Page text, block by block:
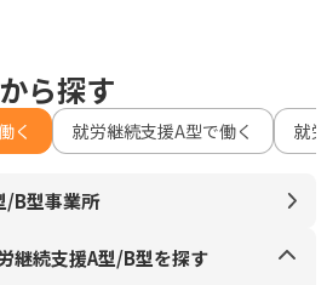
ら探す
く 就労継続支援A型で働く 就
/B型事業所
継続支援A型/B型を探す